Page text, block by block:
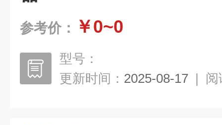
参考价： ￥0~0
型号：
更新时间： 2025-08-17 | 阅